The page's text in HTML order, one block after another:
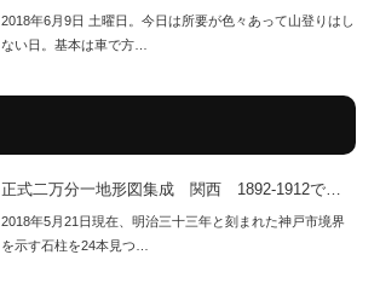
2018年6月9日 土曜日。今日は所要が色々あって山登りはし
ない日。基本は車で方…
正式二万分一地形図集成 関西 1892-1912で…
2018年5月21日現在、明治三十三年と刻まれた神戸市境界
を示す石柱を24本見つ…